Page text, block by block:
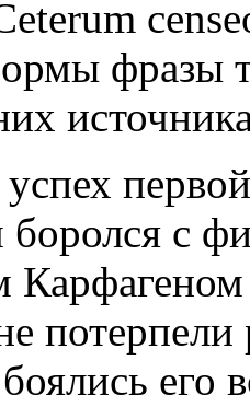
фразы
с
его